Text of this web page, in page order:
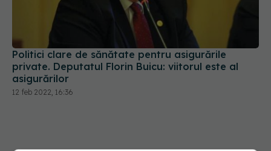
Politici clare de sănătate pentru asigurările
private. Deputatul Florin Buicu: viitorul este al
asigurărilor
12 feb 2022, 16:36